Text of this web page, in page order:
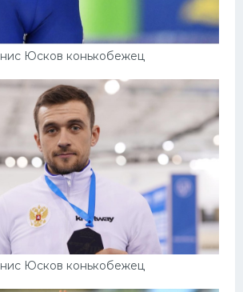
Юсков конькобежец
Юсков конькобежец